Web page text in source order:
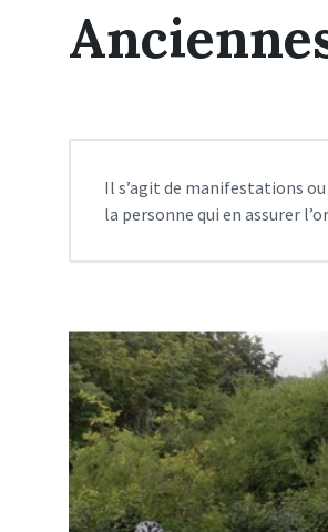
Il s’agit de manifestations
la personne qui en assurer
Read
More